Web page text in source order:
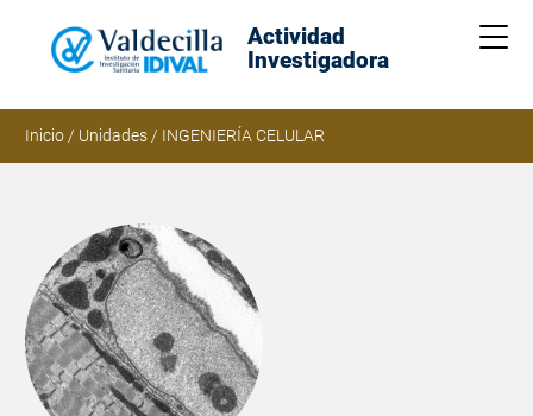
Actividad
Investigadora
Inicio / Unidades / INGENIERÍA CELULAR